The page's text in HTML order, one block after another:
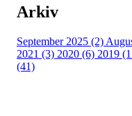
Arkiv
September 2025 (2)
2021 (3) 2020 (6) 2019
(41)